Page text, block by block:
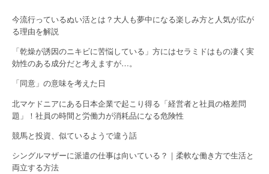
i
g
a
i
o
n
今流行っているぬい活とは？大人も夢中になる楽しみ方と人気が広が
る理由を解説
「乾燥が誘因のニキビに苦悩している」方にはセラミドはもの凄く実
効性のある成分だと考えますが…。
「同意」の意味を考えた日
北マケドニアにある日本企業で起こり得る「経営者と社員の格差問
題」！社員の時間と労働力が消耗品になる危険性
競馬と投資、似ているようで違う話
シングルマザーに派遣の仕事は向いている？｜柔軟な働き方で生活と
両立する方法